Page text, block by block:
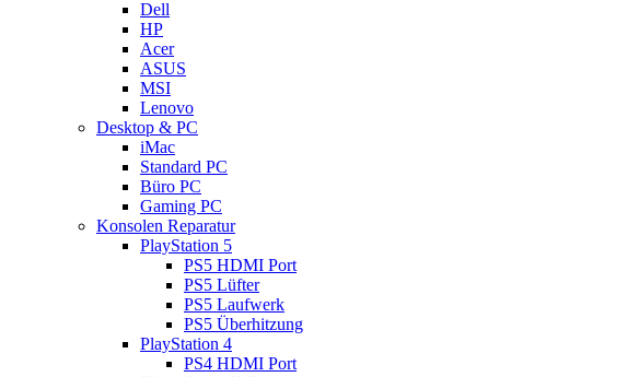
Dell
HP
Acer
ASUS
MSI
Lenovo
Desktop & PC
iMac
Standard PC
Büro PC
Gaming PC
Konsolen Reparatur
PlayStation 5
PS5 HDMI Port
PS5 Lüfter
PS5 Laufwerk
PS5 Überhitzung
PlayStation 4
PS4 HDMI Port